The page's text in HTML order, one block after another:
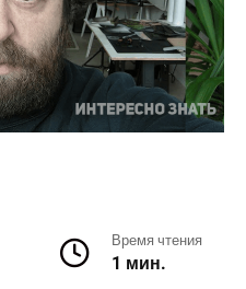
Время чтения
1 мин.